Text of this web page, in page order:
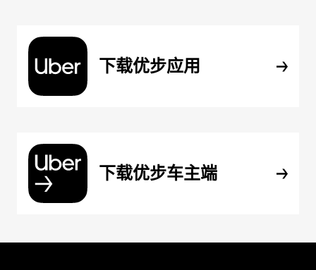
下载优步应用
下载优步车主端